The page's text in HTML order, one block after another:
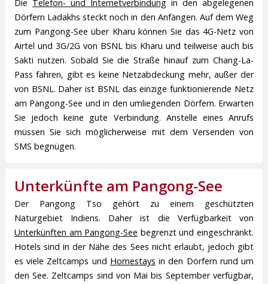
Die Telefon- und Internetverbindungin den abgelegenen
Dörfern Ladakhs steckt noch in den Anfängen. Auf dem Weg
zum Pangong-See über Kharu können Sie das 4G-Netz von
Airtel und 3G/2G von BSNL bis Kharu und teilweise auch bis
Sakti nutzen. Sobald Sie die Straße hinauf zum Chang-La-
Pass fahren, gibt es keine Netzabdeckung mehr, außer der
von BSNL. Daher ist BSNL das einzige funktionierende Netz
am Pangong-See und in den umliegenden Dörfern. Erwarten
Sie jedoch keine gute Verbindung. Anstelle eines Anrufs
müssen Sie sich möglicherweise mit dem Versenden von
SMS begnügen.
Unterkünfte am Pangong-See
Der Pangong Tso gehört zu einem geschützten
Naturgebiet Indiens. Daher ist die Verfügbarkeit von
Unterkünften am Pangong-See begrenzt und eingeschränkt.
Hotels sind in der Nähe des Sees nicht erlaubt, jedoch gibt
es viele Zeltcamps und Homestays in den Dörfern rund um
den See. Zeltcamps sind von Mai bis September verfügbar,